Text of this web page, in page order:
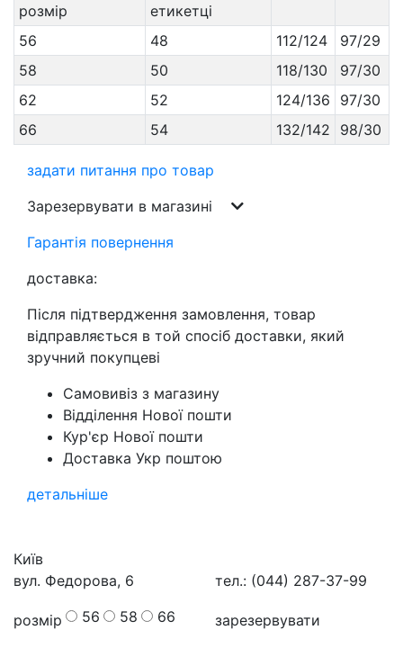
розмір
етикетці
56 48 112/124
97/29
58
50 118/130
97/30
62
52 124/136
97/30
66
54 132/142 98/30
задати питання про товар
Зарезервувати в магазині
Гарантія повернення
доставка:
Після підтвердження замовлення, товар
відправляється в той спосіб доставки, який
зручний покупцеві
Самовивіз з магазину
Відділення Нової пошти
Кур'єр Нової пошти
Доставка Укр поштою
детальніше
Київ
вул. Федорова, 6
тел.: (044) 287-37-99
розмір 56 58 66 зарезервувати